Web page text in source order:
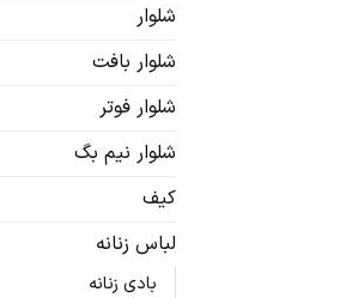
شلوار
شلوار بافت
شلوار فوتر
شلوار نیم بگ
کیف
لباس زنانه
بادی زنانه